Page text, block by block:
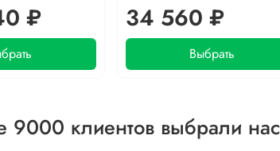
₽ 34 560 ₽
Выбрать
9000 клиентов выбрали нас